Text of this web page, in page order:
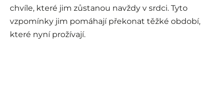
chvíle, které jim zůstanou navždy v srdci. Tyto
vzpomínky jim pomáhají překonat těžké období,
které nyní prožívají.